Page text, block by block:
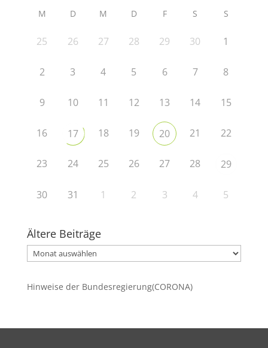
M D M D F S S
25 26 27 28 29 30 1
2 3 4 5 6 7 8
9 10 11 12 13 14 15
16 17 18 19 20 21 22
23 24 25 26 27 28 29
30 31 1 2 3 4 5
Ältere Beiträge
Ältere
Beiträge
Hinweise der Bundesregierung(CORONA)